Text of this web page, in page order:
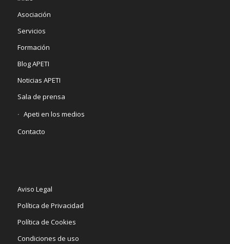
Asociación
Servicios
Formación
Blog APETI
Noticias APETI
Sala de prensa
Apeti en los medios
Contacto
Aviso Legal
Política de Privacidad
Política de Cookies
Condiciones de uso